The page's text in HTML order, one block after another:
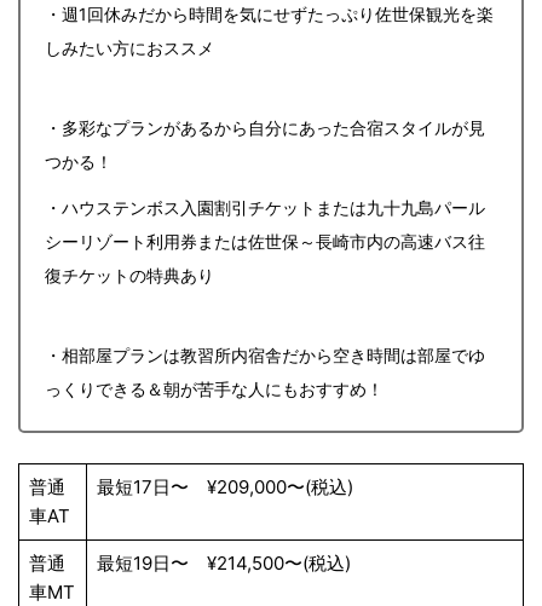
・週1回休みだから時間を気にせずたっぷり佐世保観光を楽
しみたい方におススメ
・多彩なプランがあるから自分にあった合宿スタイルが見
つかる！
・ハウステンボス入園割引チケットまたは九十九島パール
シーリゾート利用券または佐世保～長崎市内の高速バス往
復チケットの特典あり
・相部屋プランは教習所内宿舎だから空き時間は部屋でゆ
っくりできる＆朝が苦手な人にもおすすめ！
普通
車AT
最短17日〜 ¥209,000〜(税込)
普通
車MT
最短19日〜 ¥214,500〜(税込)